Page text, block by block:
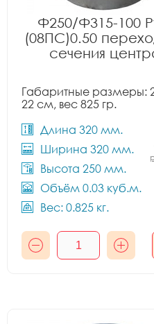
Ф250/Ф315-100
(08ПС)0.50
сечения
Габаритные размеры:
22 см, вес 825 гр.
Длина 320 мм.
Ширина 320 мм.
Высота 250 мм.
Объём 0.03 куб.м.
Вес: 0.825 кг.